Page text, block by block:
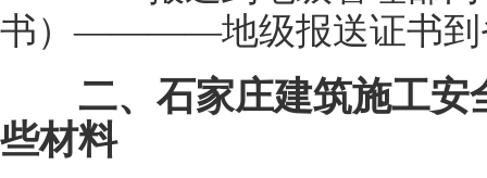
书）————地级报送证书到
二、石家庄建筑施工安
些材料